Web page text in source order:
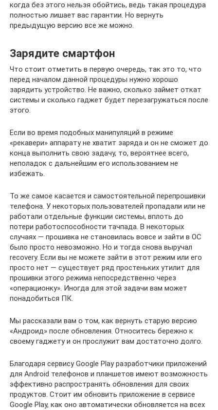
когда без этого нельзя обойтись, ведь такая процедура
полностью лишает вас гарантии. Но вернуть
предыдущую версию все же можно.
Зарядите смартфон
Что стоит отметить в первую очередь, так это то, что
перед началом данной процедуры нужно хорошо
зарядить устройство. Не важно, сколько займет откат
системы и сколько гаджет будет перезагружаться после
этого.
Если во время подобных манипуляций в режиме
«рекавери» аппарату не хватит заряда и он не сможет до
конца выполнить свою задачу, то, вероятнее всего,
неполадок с дальнейшим его использованием не
избежать.
То же самое касается и самостоятельной перепрошивки
телефона. У некоторых пользователей пропадали или не
работали отдельные функции системы, вплоть до
потери работоспособности тачпада. В некоторых
случаях — прошивка не становилась вовсе и зайти в ОС
было просто невозможно. Но и тогда снова выручал
recovery. Если вы не можете зайти в этот режим или его
просто нет — существует ряд простеньких утилит для
прошивки этого режима непосредственно через
«операционку». Иногда для этой задачи вам может
понадобиться ПК.
Мы рассказали вам о том, как вернуть старую версию
«Андроид» после обновления. Относитесь бережно к
своему гаджету и он прослужит вам достаточно долго.
Благодаря сервису Google Play разработчики приложений
для Android телефонов и планшетов имеют возможность
эффективно распространять обновления для своих
продуктов. Стоит им обновить приложение в сервисе
Google Play, как оно автоматически обновляется на всех